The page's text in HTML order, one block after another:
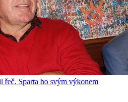
řeč. Sparta ho svým výkonem